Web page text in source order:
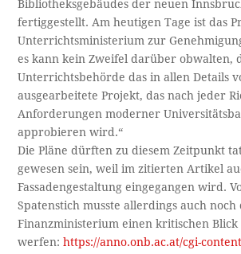
Bibliotheksgebäudes der neuen
fertiggestellt. Am heutigen Tage ist das
Unterrichtsministerium zur
es kann kein Zweifel darüber obwalten,
Unterrichtsbehörde das in allen Details
ausgearbeitete Projekt, das nach jeder
Anforderungen moderner
approbieren wird.“
Die Pläne dürften zu diesem Zeitpunkt
gewesen sein, weil im zitierten Artikel
Fassadengestaltung eingegangen wird.
Spatenstich musste allerdings auch noch
Finanzministerium einen kritischen Blick
werfen:https://anno.onb.ac.at/cgi-